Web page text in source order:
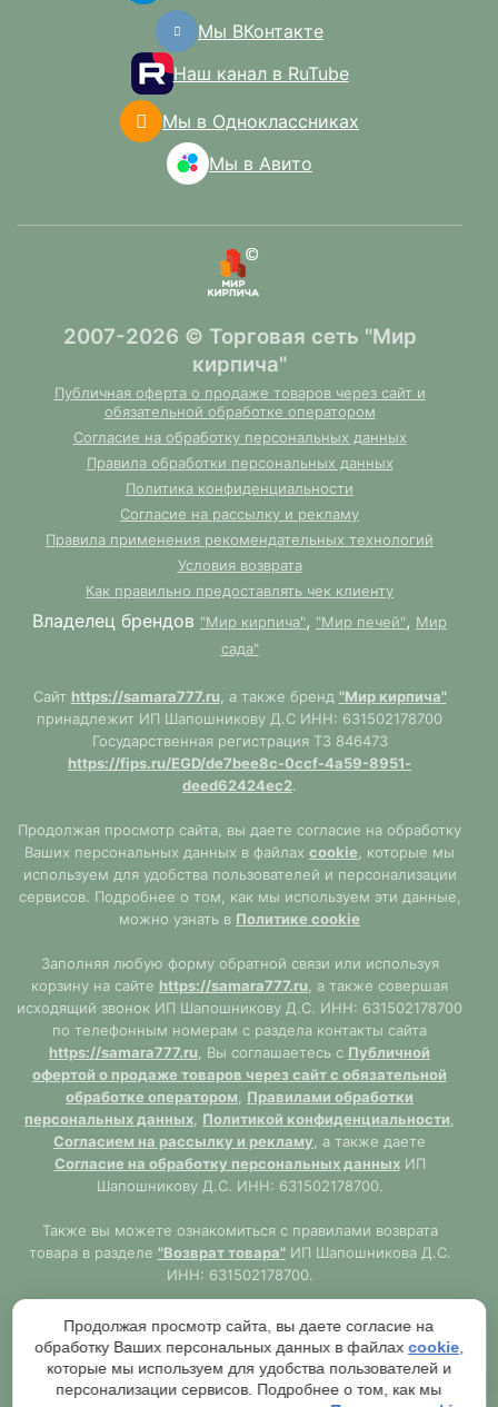
Мы ВКонтакте
Наш канал в RuTube
Мы в Одноклассниках
Мы в Авито
2007-2026 © Торговая сеть "Мир
кирпича"
Публичная оферта о продаже товаров через сайт и
обязательной обработке оператором
Согласие на обработку персональных данных
Правила обработки персональных данных
Политика конфиденциальности
Согласие на рассылку и рекламу
Правила применения рекомендательных технологий
Условия возврата
Как правильно предоставлять чек клиенту
Владелец брендов "Мир кирпича", "Мир печей", Мир
сада"
Сайт https://samara777.ru, а также бренд "Мир кирпича"
принадлежит ИП Шапошникову Д.С ИНН: 631502178700
Государственная регистрация ТЗ 846473
https://fips.ru/EGD/de7bee8c-0ccf-4a59-8951-
deed62424ec2.
Продолжая просмотр сайта, вы даете согласие на обработку
Ваших персональных данных в файлах cookie , которые мы
используем для удобства пользователей и персонализации
сервисов. Подробнее о том, как мы используем эти данные,
можно узнать в Политике cookie
Заполняя любую форму обратной связи или используя
корзину на сайте https://samara777.ru , а также совершая
исходящий звонок ИП Шапошникову Д.С. ИНН: 631502178700
по телефонным номерам с раздела контакты сайта
https://samara777.ru , Вы соглашаетесь с Публичной
офертой о продаже товаров через сайт с обязательной
обработке оператором
Правилами обработки
персональных данных Политикой конфиденциальности
Согласием на рассылку и рекламу , а также даете
Согласие на обработку персональных данныхИП
Шапошникову Д.С. ИНН: 631502178700.
Также вы можете ознакомиться с правилами возврата
товара в разделе "Возврат товара"ИП Шапошникова Д.С.
ИНН: 631502178700.
https://samara777.ru
не является публичной офертой,
ВСЯ информация размещена в ознакомительных целях.
Согласно правилам описанным в разделе"Публичная
оферта"публичная оферта используется только при
Продолжая просмотр сайта, вы даете согласие на
обработку Ваших персональных данных в файлах cookie
которые мы используем для удобства пользователей и
персонализации сервисов. Подробнее о том, как мы